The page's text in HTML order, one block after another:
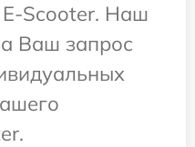
E-Scooter. Наш
Ваш запрос